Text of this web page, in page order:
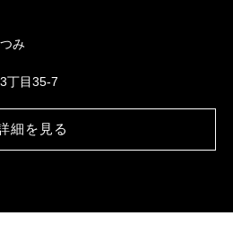
み
丁目35-7
細を見る